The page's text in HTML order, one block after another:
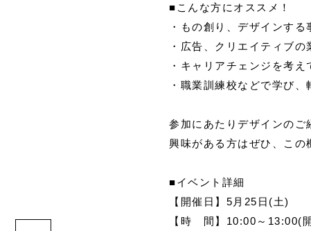
■こんな方にオススメ！
・もの創り、デザインする
・広告、クリエイティブの
・キャリアチェンジを考
・職業訓練校などで学び、
参加にあたりデザインのご
興味がある方はぜひ、この
■イベント詳細
【開催日】5月25日(土)
【時 間】10:00～13:00(